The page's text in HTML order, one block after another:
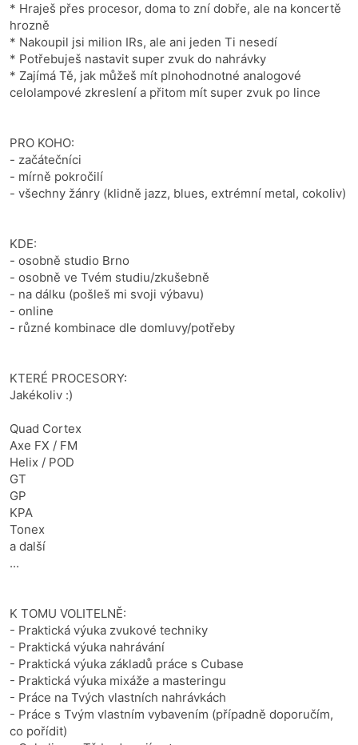
* Hraješ přes procesor, doma to zní dobře, ale na koncertě
hrozně
* Nakoupil jsi milion IRs, ale ani jeden Ti nesedí
* Potřebuješ nastavit super zvuk do nahrávky
* Zajímá Tě, jak můžeš mít plnohodnotné analogové
celolampové zkreslení a přitom mít super zvuk po lince
PRO KOHO:
- začátečníci
- mírně pokročilí
- všechny žánry (klidně jazz, blues, extrémní metal, cokoliv)
KDE:
- osobně studio Brno
- osobně ve Tvém studiu/zkušebně
- na dálku (pošleš mi svoji výbavu)
- online
- různé kombinace dle domluvy/potřeby
KTERÉ PROCESORY:
Jakékoliv :)
Quad Cortex
Axe FX / FM
Helix / POD
GT
GP
KPA
Tonex
a další
...
K TOMU VOLITELNĚ:
- Praktická výuka zvukové techniky
- Praktická výuka nahrávání
- Praktická výuka základů práce s Cubase
- Praktická výuka mixáže a masteringu
- Práce na Tvých vlastních nahrávkách
- Práce s Tvým vlastním vybavením (případně doporučím,
co pořídit)